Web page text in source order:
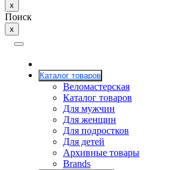
x
Поиск
x
Каталог товаров
Веломастерская
Каталог товаров
Для мужчин
Для женщин
Для подростков
Для детей
Архивные товары
Brands